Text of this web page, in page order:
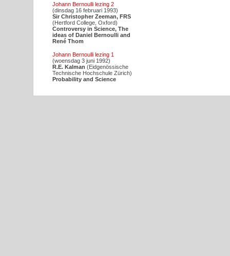
Johann Bernoulli lezing 2
(dinsdag 16 februari 1993)
Sir Christopher Zeeman, FRS
(Hertford College, Oxford)
Controversy in Science, The
ideas of Daniel Bernoulli and
René Thom
Johann Bernoulli lezing 1
(woensdag 3 juni 1992)
R.E. Kalman (Eidgenössische
Technische Hochschule Zürich)
Probability and Science